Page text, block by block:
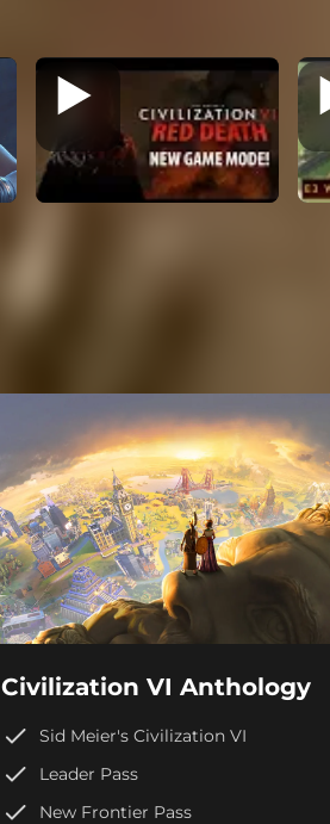
Civilization VI Anthology
Sid Meier's Civilization VI
Leader Pass
New Frontier Pass